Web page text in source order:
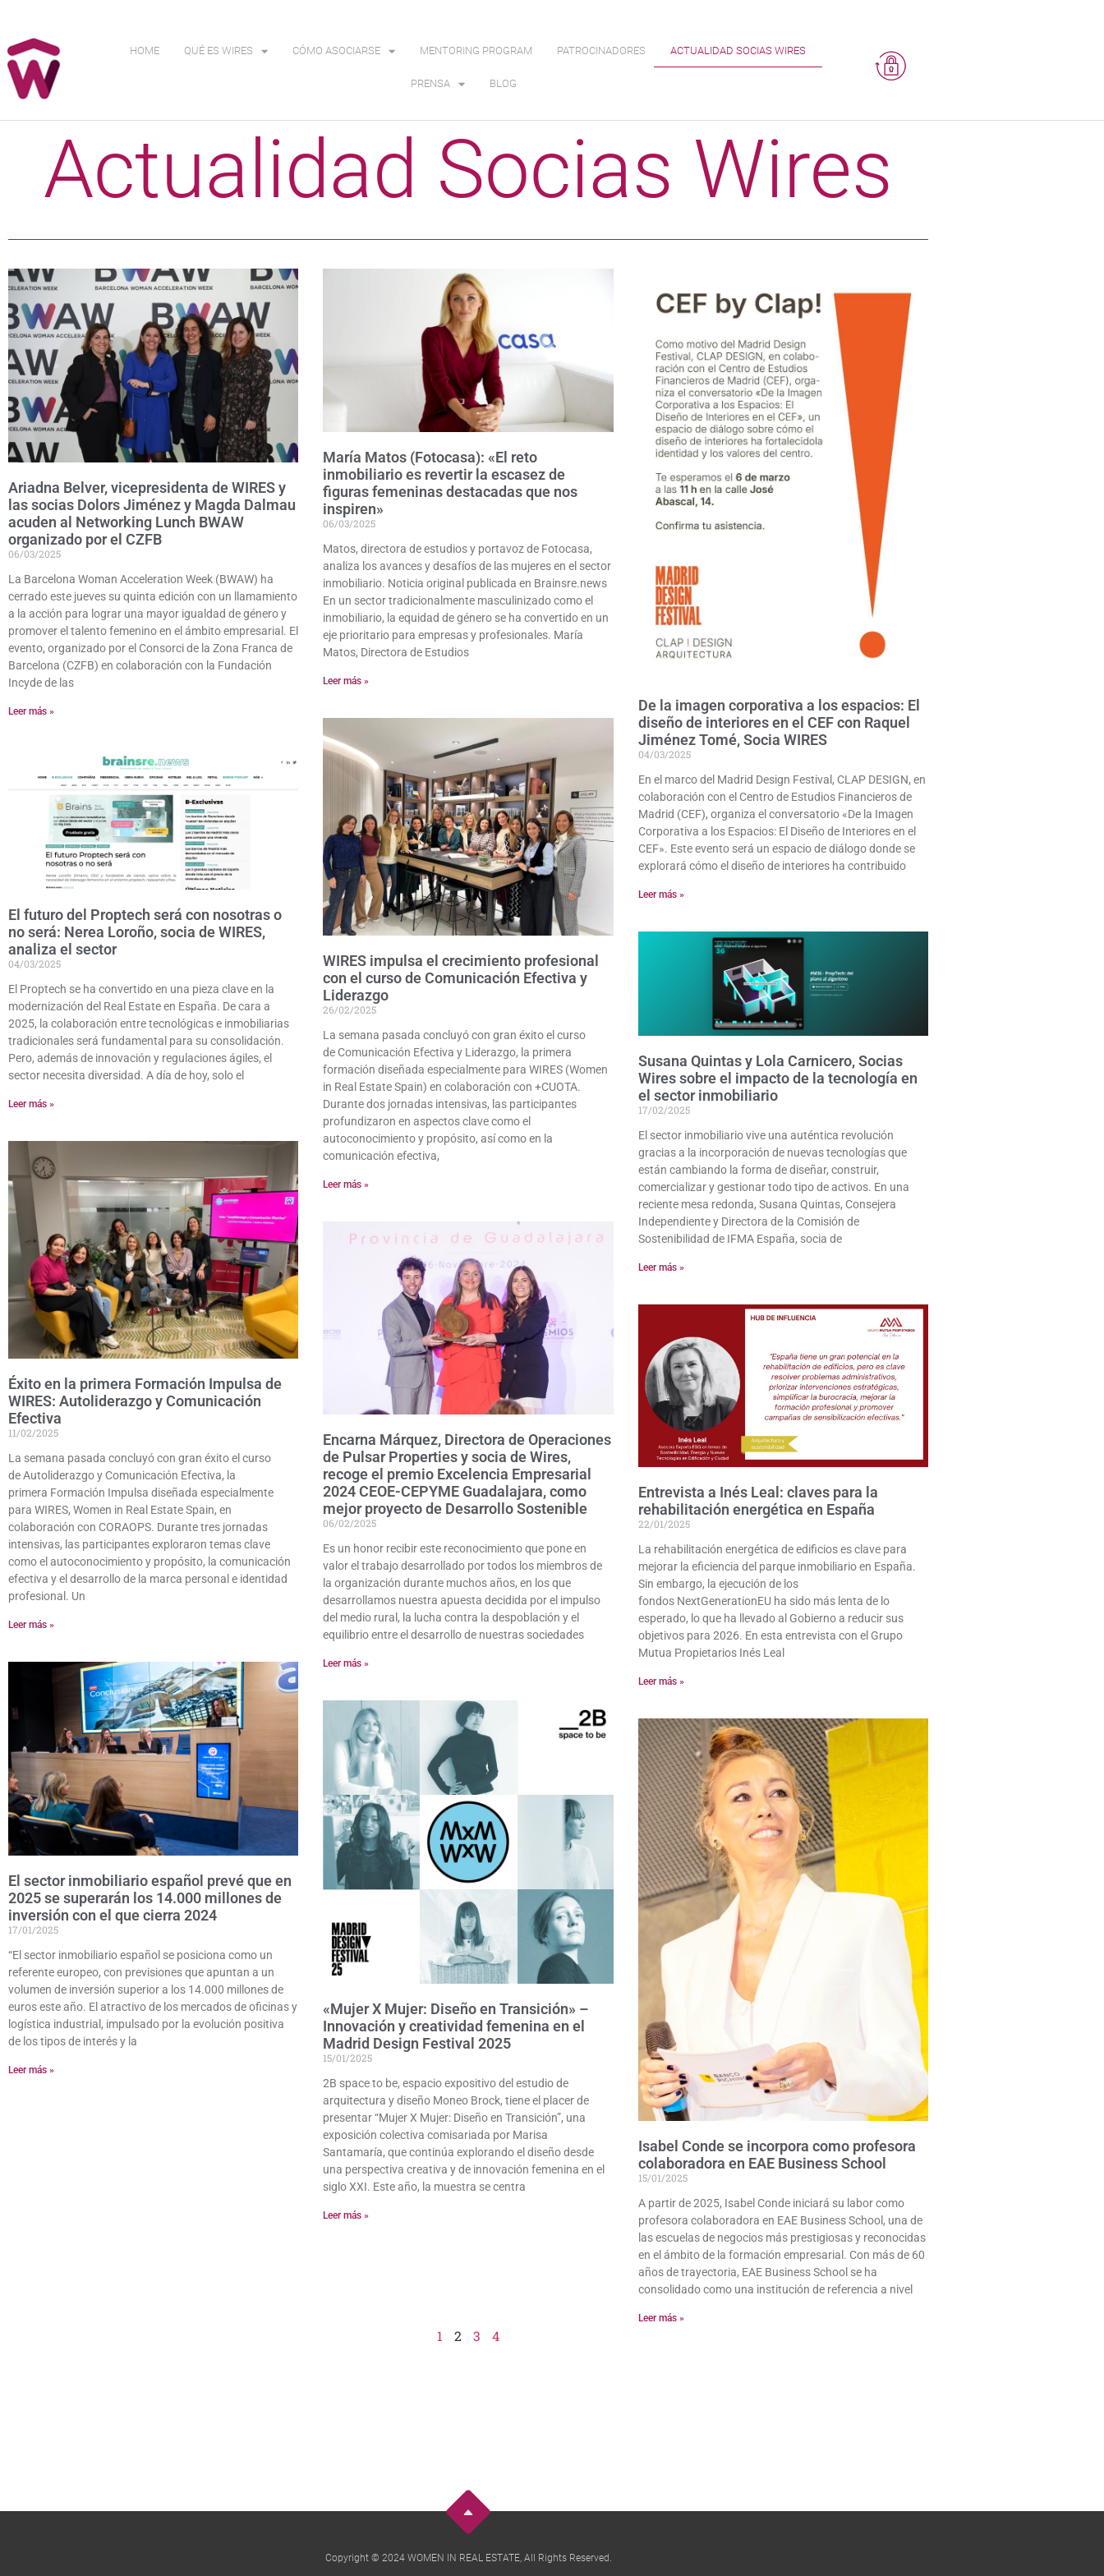
HOME QUÉ ES WIRES CÓMO ASOCIARSE MENTORING PROGRAM PATROCINADORES ACTUALIDAD SOCIAS WIRES
PRENSA BLOG
Actualidad Socias Wires
Ariadna Belver, vicepresidenta de WIRES y
las socias Dolors Jiménez y Magda Dalmau
acuden al Networking Lunch BWAW
organizado por el CZFB
06/03/2025
La Barcelona Woman Acceleration Week (BWAW) ha
cerrado este jueves su quinta edición con un llamamiento
a la acción para lograr una mayor igualdad de género y
promover el talento femenino en el ámbito empresarial. El
evento, organizado por el Consorci de la Zona Franca de
Barcelona (CZFB) en colaboración con la Fundación
Incyde de las
Leer más »
María Matos (Fotocasa): «El reto
inmobiliario es revertir la escasez de
figuras femeninas destacadas que nos
inspiren»
06/03/2025
Matos, directora de estudios y portavoz de Fotocasa,
analiza los avances y desafíos de las mujeres en el sector
inmobiliario. Noticia original publicada en Brainsre.news
En un sector tradicionalmente masculinizado como el
inmobiliario, la equidad de género se ha convertido en un
eje prioritario para empresas y profesionales. María
Matos, Directora de Estudios
Leer más »
De la imagen corporativa a los espacios: El
diseño de interiores en el CEF con Raquel
Jiménez Tomé, Socia WIRES
04/03/2025
En el marco del Madrid Design Festival, CLAP DESIGN, en
colaboración con el Centro de Estudios Financieros de
Madrid (CEF), organiza el conversatorio «De la Imagen
Corporativa a los Espacios: El Diseño de Interiores en el
CEF». Este evento será un espacio de diálogo donde se
explorará cómo el diseño de interiores ha contribuido
Leer más »
El futuro del Proptech será con nosotras o
no será: Nerea Loroño, socia de WIRES,
analiza el sector
04/03/2025
El Proptech se ha convertido en una pieza clave en la
modernización del Real Estate en España. De cara a
2025, la colaboración entre tecnológicas e inmobiliarias
tradicionales será fundamental para su consolidación.
Pero, además de innovación y regulaciones ágiles, el
sector necesita diversidad. A día de hoy, solo el
Leer más »
WIRES impulsa el crecimiento profesional
con el curso de Comunicación Efectiva y
Liderazgo
26/02/2025
La semana pasada concluyó con gran éxito el curso
de Comunicación Efectiva y Liderazgo, la primera
formación diseñada especialmente para WIRES (Women
in Real Estate Spain) en colaboración con +CUOTA.
Durante dos jornadas intensivas, las participantes
profundizaron en aspectos clave como el
autoconocimiento y propósito, así como en la
comunicación efectiva,
Leer más »
Susana Quintas y Lola Carnicero, Socias
Wires sobre el impacto de la tecnología en
el sector inmobiliario
17/02/2025
El sector inmobiliario vive una auténtica revolución
gracias a la incorporación de nuevas tecnologías que
están cambiando la forma de diseñar, construir,
comercializar y gestionar todo tipo de activos. En una
reciente mesa redonda, Susana Quintas, Consejera
Independiente y Directora de la Comisión de
Sostenibilidad de IFMA España, socia de
Leer más »
Éxito en la primera Formación Impulsa de
WIRES: Autoliderazgo y Comunicación
Efectiva
11/02/2025
La semana pasada concluyó con gran éxito el curso
de Autoliderazgo y Comunicación Efectiva, la
primera Formación Impulsa diseñada especialmente
para WIRES, Women in Real Estate Spain, en
colaboración con CORAOPS. Durante tres jornadas
intensivas, las participantes exploraron temas clave
como el autoconocimiento y propósito, la comunicación
efectiva y el desarrollo de la marca personal e identidad
profesional. Un
Leer más »
Encarna Márquez, Directora de Operaciones
de Pulsar Properties y socia de Wires,
recoge el premio Excelencia Empresarial
2024 CEOE-CEPYME Guadalajara, como
mejor proyecto de Desarrollo Sostenible
06/02/2025
Es un honor recibir este reconocimiento que pone en
valor el trabajo desarrollado por todos los miembros de
la organización durante muchos años, en los que
desarrollamos nuestra apuesta decidida por el impulso
del medio rural, la lucha contra la despoblación y el
equilibrio entre el desarrollo de nuestras sociedades
Leer más »
Entrevista a Inés Leal: claves para la
rehabilitación energética en España
22/01/2025
La rehabilitación energética de edificios es clave para
mejorar la eficiencia del parque inmobiliario en España.
Sin embargo, la ejecución de los
fondos NextGenerationEU ha sido más lenta de lo
esperado, lo que ha llevado al Gobierno a reducir sus
objetivos para 2026. En esta entrevista con el Grupo
Mutua Propietarios Inés Leal
Leer más »
El sector inmobiliario español prevé que en
2025 se superarán los 14.000 millones de
inversión con el que cierra 2024
17/01/2025
“El sector inmobiliario español se posiciona como un
referente europeo, con previsiones que apuntan a un
volumen de inversión superior a los 14.000 millones de
euros este año. El atractivo de los mercados de oficinas y
logística industrial, impulsado por la evolución positiva
de los tipos de interés y la
Leer más »
«Mujer X Mujer: Diseño en Transición» –
Innovación y creatividad femenina en el
Madrid Design Festival 2025
15/01/2025
2B space to be, espacio expositivo del estudio de
arquitectura y diseño Moneo Brock, tiene el placer de
presentar “Mujer X Mujer: Diseño en Transición”, una
exposición colectiva comisariada por Marisa
Santamaría, que continúa explorando el diseño desde
una perspectiva creativa y de innovación femenina en el
siglo XXI. Este año, la muestra se centra
Leer más »
Isabel Conde se incorpora como profesora
colaboradora en EAE Business School
15/01/2025
A partir de 2025, Isabel Conde iniciará su labor como
profesora colaboradora en EAE Business School, una de
las escuelas de negocios más prestigiosas y reconocidas
en el ámbito de la formación empresarial. Con más de 60
años de trayectoria, EAE Business School se ha
consolidado como una institución de referencia a nivel
Leer más »
1 2 3 4
Copyright © 2024 WOMEN IN REAL ESTATE, All Rights Reserved.